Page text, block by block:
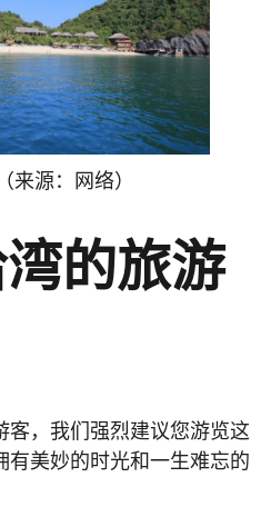
源：网络）
的旅游
客，我们强烈建议您游览这
美妙的时光和一生难忘的